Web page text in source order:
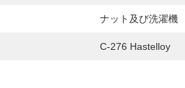
ナット及び洗濯機
C-276 Hastelloy